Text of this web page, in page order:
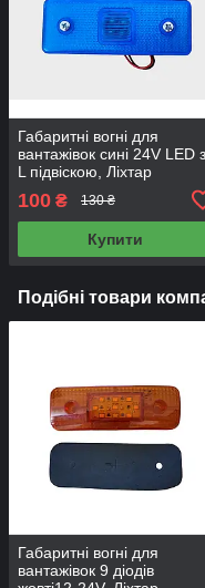
Габаритні вогні для
вантажівок сині 24V LED з
L підвіскою, Ліхтар
габарити сині 11Х4 см
125015
100 ₴ 130 ₴
Купити
Подібні товари
Габаритні вогні для
вантажівок 9 діодів